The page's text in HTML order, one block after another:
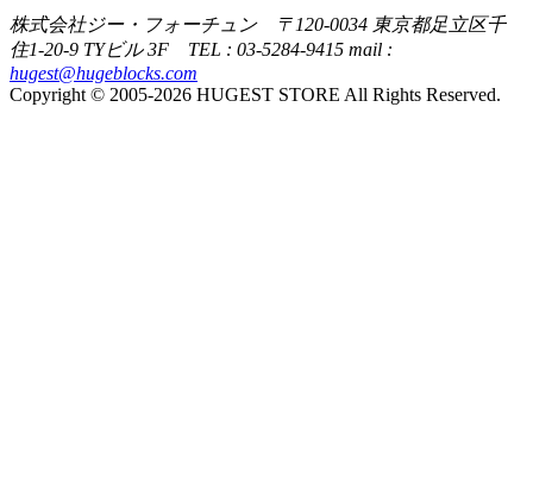
株式会社ジー・フォーチュン 〒120-0034 東京都足立区千
住1-20-9 TYビル 3F TEL : 03-5284-9415 mail :
hugest@hugeblocks.com
Copyright © 2005-2026 HUGEST STORE All Rights Reserved.